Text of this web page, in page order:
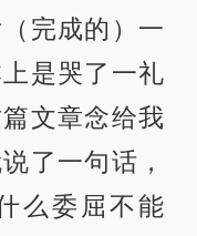
个女权主义
独立女性）
给我的感受